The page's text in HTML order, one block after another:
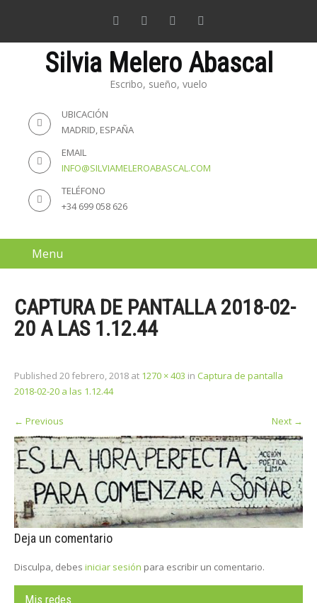
Silvia Melero Abascal
Escribo, sueño, vuelo
UBICACIÓN
MADRID, ESPAÑA
EMAIL
INFO@SILVIAMELEROABASCAL.COM
TELÉFONO
+34 699 058 626
Menu
CAPTURA DE PANTALLA 2018-02-
20 A LAS 1.12.44
Published 20 febrero, 2018 at 1270 × 403 in Captura de pantalla
2018-02-20 a las 1.12.44
← Previous Next →
Deja un comentario
Disculpa, debes iniciar sesión para escribir un comentario.
Mis redes